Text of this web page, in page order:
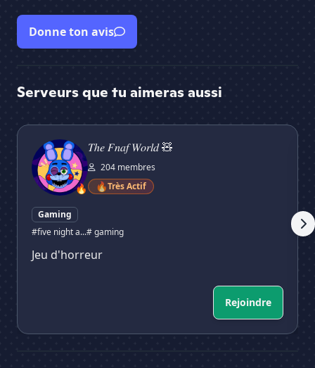
Donne ton avis
Serveurs que tu aimeras aussi
𝑇ℎ𝑒 𝐹𝑛𝑎𝑓 𝑊𝑜𝑟𝑙𝑑 🧸
🔥
𝑇ℎ𝑒 𝐹𝑛𝑎𝑓 𝑊𝑜𝑟𝑙𝑑 🧸
204 membres
🔥Très Actif
Gaming
#five night a...# gaming
Jeu d'horreur
Rejoindre